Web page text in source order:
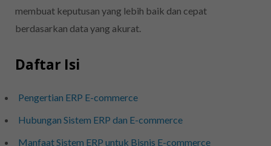
membuat keputusan yang lebih baik dan cepat
berdasarkan data yang akurat.
Daftar Isi
Pengertian ERP E-commerce
Hubungan Sistem ERP dan E-commerce
Manfaat Sistem ERP untuk Bisnis E-commerce